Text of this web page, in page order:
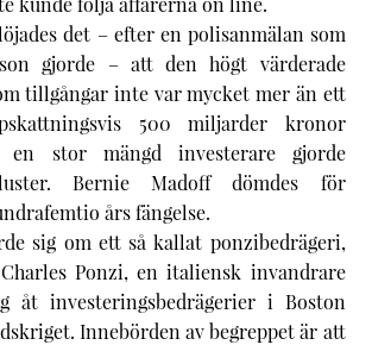
det – efter en polisanmälan som
gjorde – att den högt värderade
tillgångar inte var mycket mer än ett
500 miljarder kronor
en stor mängd investerare gjorde
Bernie Madoff dömdes för
års fängelse.
sig om ett så kallat ponzibedrägeri,
Ponzi, en italiensk invandrare
åt investeringsbedrägerier i Boston
Innebörden av begreppet är att